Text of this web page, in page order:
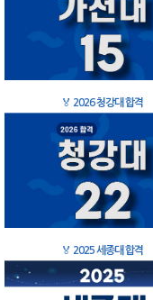
🏅 2026 청강대 합격
🏅 2025 세종대 합격